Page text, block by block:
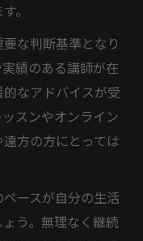
コース内容と
ル探しのコツ
しないポイント
ートレッスン活
び方ガイド
ールの魅力とは
ールの見極め方
。
な判断基準となり
績のある講師が在
なアドバイスが受
スンやオンライン
方の方にとっては
ースが自分の生活
う。無理なく継続